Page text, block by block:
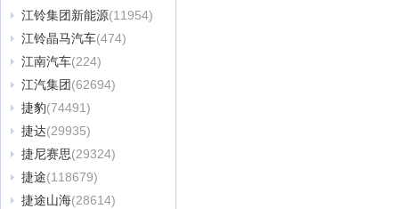
江铃集团新能源(11954)
江铃晶马汽车(474)
江南汽车(224)
江汽集团(62694)
捷豹(74491)
捷达(29935)
捷尼赛思(29324)
捷途(118679)
捷途山海(28614)